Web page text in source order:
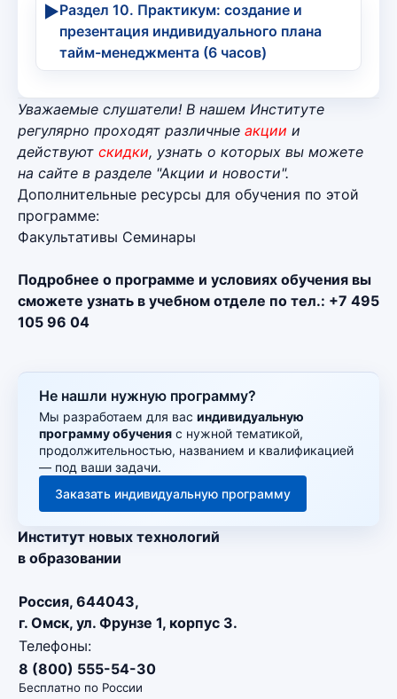
▶Раздел 10. Практикум: создание и
презентация индивидуального плана
тайм-менеджмента (6 часов)
Уважаемые слушатели! В нашем Институте
регулярно проходят различные акции и
действуют скидки, узнать о которых вы можете
на сайте в разделе "Акции и новости".
Дополнительные ресурсы для обучения по этой
программе:
Факультативы Семинары
Подробнее о программе и условиях обучения вы
сможете узнать в учебном отделе по тел.: +7 495
105 96 04
Не нашли нужную программу?
Мы разработаем для вас индивидуальную
программу обучения с нужной тематикой,
продолжительностью, названием и квалификацией
— под ваши задачи.
Заказать индивидуальную программу
Институт новых технологий
в образовании
Россия, 644043,
г. Омск, ул. Фрунзе 1, корпус 3.
Телефоны:
8 (800) 555-54-30
Бесплатно по России